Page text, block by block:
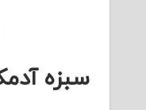
سبزه